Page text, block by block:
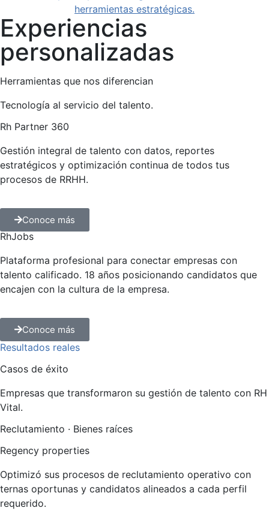
Experiencias
personalizadas
Herramientas que nos diferencian
Tecnología al servicio del talento.
Rh Partner 360
Gestión integral de talento con datos, reportes
estratégicos y optimización continua de todos tus
procesos de RRHH.
Conoce más
RhJobs
Plataforma profesional para conectar empresas con
talento calificado. 18 años posicionando candidatos que
encajen con la cultura de la empresa.
Conoce más
Resultados reales
Casos de éxito
Empresas que transformaron su gestión de talento con RH
Vital.
Reclutamiento · Bienes raíces
Regency properties
Optimizó sus procesos de reclutamiento operativo con
ternas oportunas y candidatos alineados a cada perfil
requerido.